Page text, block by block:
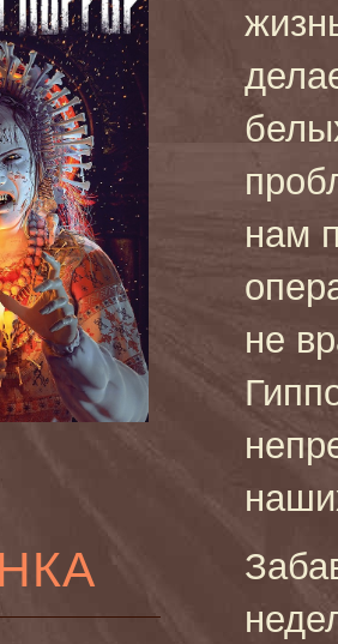
нам
не